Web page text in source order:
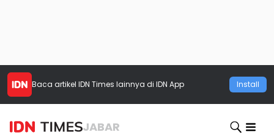
Baca artikel IDN Times lainnya di IDN App Install
JABAR